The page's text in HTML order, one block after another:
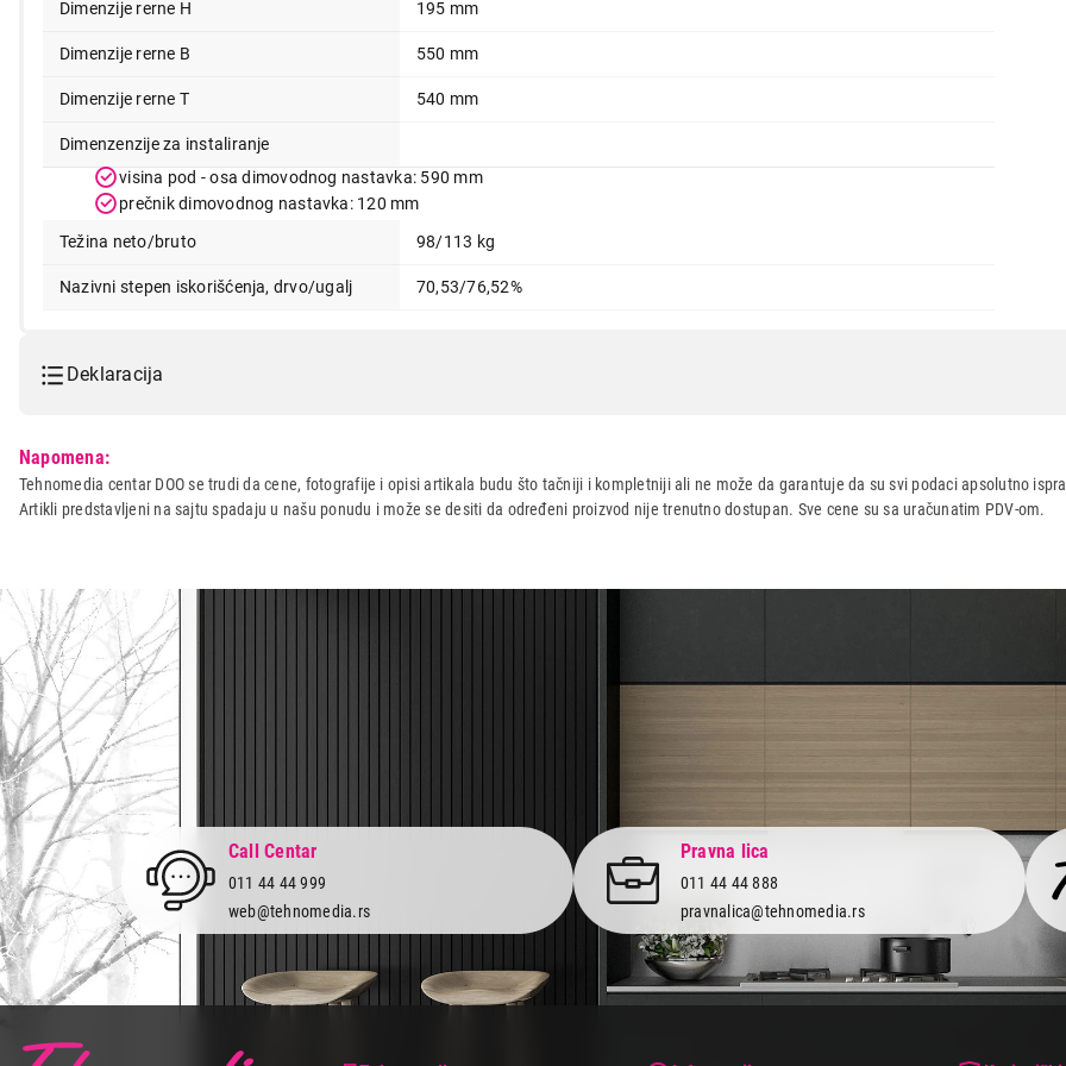
Dimenzije rerne H 195 mm
Dimenzije rerne B 550 mm
Dimenzije rerne T 540 mm
Dimenzenzije za instaliranje
visina pod - osa dimovodnog nastavka: 590 mm
prečnik dimovodnog nastavka: 120 mm
Težina neto/bruto
98/113 kg
Nazivni stepen iskorišćenja, drvo/ugalj 70,53/76,52%
Deklaracija
Naziv i vrsta robe:
SPORET I PEC NA DRVA I PELET
Uvoznik:
ALFA-PLAM
Napomena:
Tehnomedia centar DOO se trudi da cene, fotografije i opisi artikala budu što tačniji i kompletniji ali ne može da garantuje da su svi podaci apsolutno
Artikli predstavljeni na sajtu spadaju u našu ponudu i može se desiti da određeni proizvod nije trenutno dostupan. Sve cene su sa uračunatim PDV-om.
Call Centar
011 44 44 999
web@tehnomedia.rs
Pravna lica
011 44 44 888
pravnalica@tehnomedia.rs